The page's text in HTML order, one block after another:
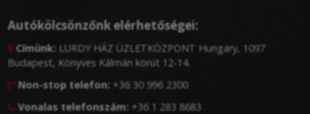
Autókölcsönzőnk elérhetőségei:
 Címünk: LURDY HÁZ ÜZLETKÖZPONT Hungary, 1097
Budapest, Könyves Kálmán körút 12-14.
 Non-stop telefon: +36 30 996 2300
 Vonalas telefonszám: +36 1 283 8683